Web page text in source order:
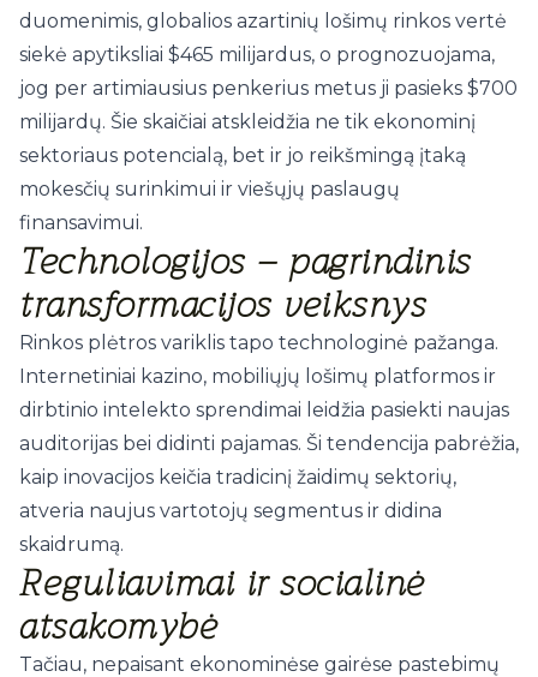
duomenimis, globalios azartinių lošimų rinkos vertė
siekė apytiksliai $465 milijardus, o prognozuojama,
jog per artimiausius penkerius metus ji pasieks $700
milijardų. Šie skaičiai atskleidžia ne tik ekonominį
sektoriaus potencialą, bet ir jo reikšmingą įtaką
mokesčių surinkimui ir viešųjų paslaugų
finansavimui.
Technologijos – pagrindinis
transformacijos veiksnys
Rinkos plėtros variklis tapo technologinė pažanga.
Internetiniai kazino, mobiliųjų lošimų platformos ir
dirbtinio intelekto sprendimai leidžia pasiekti naujas
auditorijas bei didinti pajamas. Ši tendencija pabrėžia,
kaip inovacijos keičia tradicinį žaidimų sektorių,
atveria naujus vartotojų segmentus ir didina
skaidrumą.
Reguliavimai ir socialinė
atsakomybė
Tačiau, nepaisant ekonominėse gairėse pastebimų